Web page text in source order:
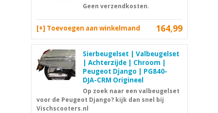
Geen verzendkosten.
164,99
[+] Toevoegen aan winkelmand
Sierbeugelset | Valbeugelset
| Achterzijde | Chroom |
Peugeot Django | PG840-
DJA-CRM Origineel
Op zoek naar een valbeugelset
voor de Peugeot Django? kijk dan snel bij
Vischscooters.nl